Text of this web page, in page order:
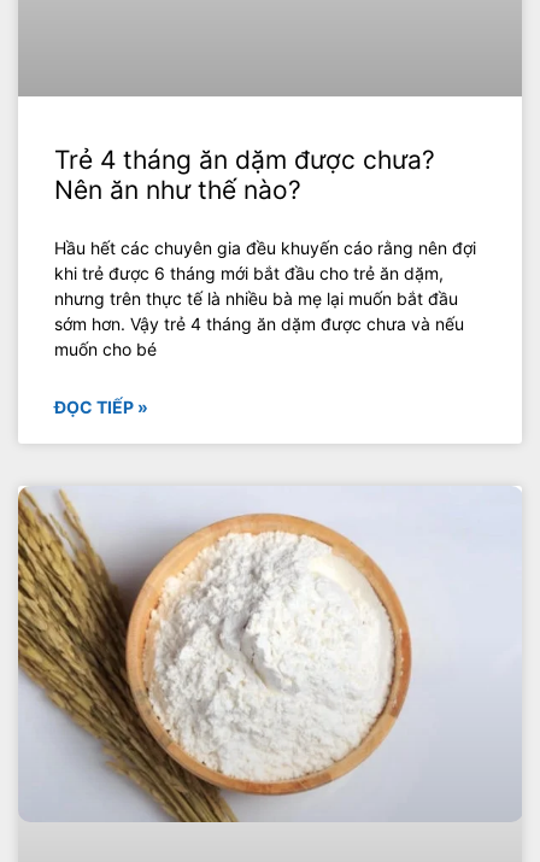
Trẻ 4 tháng ăn dặm được chưa?
Nên ăn như thế nào?
Hầu hết các chuyên gia đều khuyến cáo rằng nên đợi
khi trẻ được 6 tháng mới bắt đầu cho trẻ ăn dặm,
nhưng trên thực tế là nhiều bà mẹ lại muốn bắt đầu
sớm hơn. Vậy trẻ 4 tháng ăn dặm được chưa và nếu
muốn cho bé
ĐỌC TIẾP »